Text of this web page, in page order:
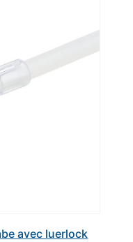
avec luerlock